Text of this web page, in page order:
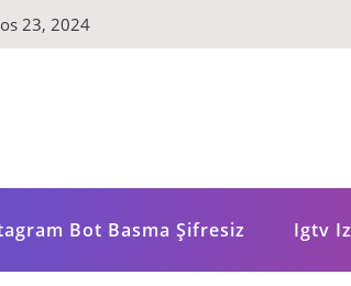
23, 2024
Bot Basma Şifresiz Igtv